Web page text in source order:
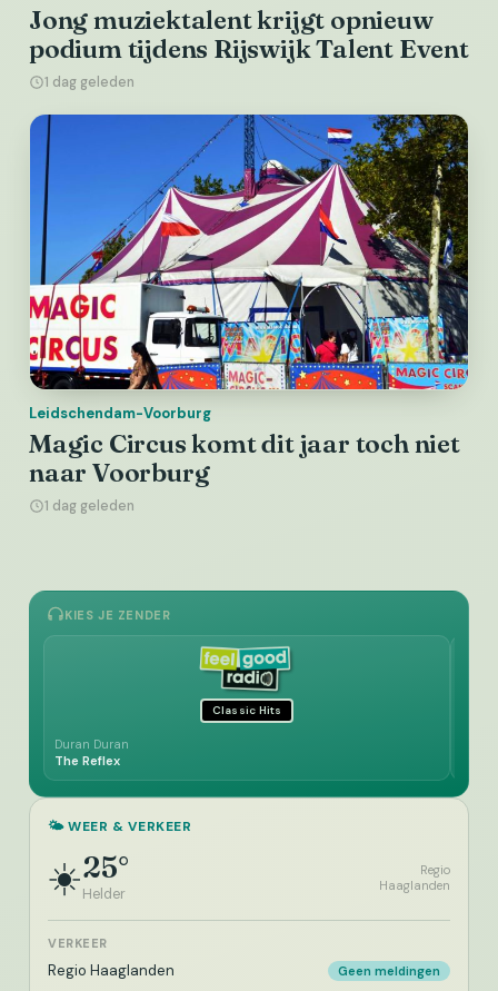
Jong muziektalent krijgt opnieuw
podium tijdens Rijswijk Talent Event
1 dag geleden
Leidschendam-Voorburg
Magic Circus komt dit jaar toch niet
naar Voorburg
1 dag geleden
KIES JE ZENDER
Classic Hits
Duran Duran
The Reflex
🌤️ WEER & VERKEER
☀️25°
Helder
Regio
Haaglanden
VERKEER
Regio Haaglanden Geen meldingen